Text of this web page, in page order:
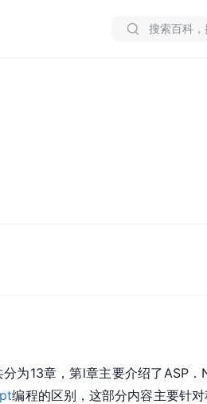
为13章，第l章主要介绍了ASP
编程的区别，这部分内容主要针对